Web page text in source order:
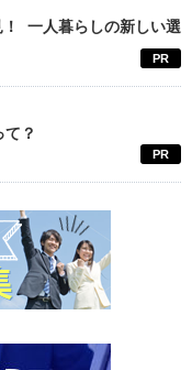
一人暮らしの新しい選
PR
て？
PR